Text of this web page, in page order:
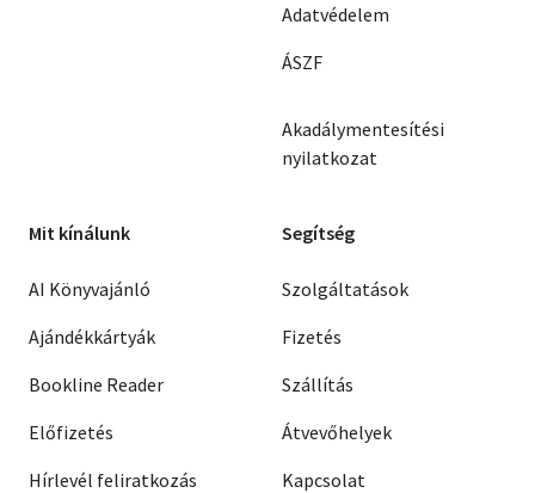
Adatvédelem
ÁSZF
Akadálymentesítési
nyilatkozat
Mit kínálunk
AI Könyvajánló
Ajándékkártyák
Bookline Reader
Előfizetés
Hírlevél feliratkozás
Segítség
Szolgáltatások
Fizetés
Szállítás
Átvevőhelyek
Kapcsolat